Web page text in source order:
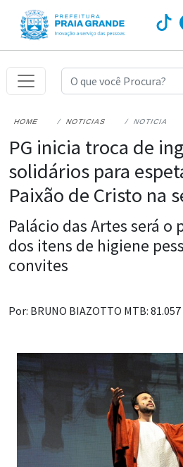
HOME NOTICIAS NOTICIA
PG inicia troca de
solidários para
Paixão de Cristo na
Palácio das Artes será o
dos itens de higiene
convites
Por: BRUNO BIAZOTTO MTB: 81.057